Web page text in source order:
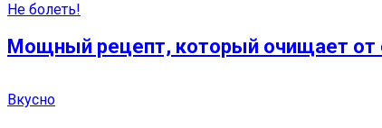
Не болеть!
Мощный рецепт, который очищает от
Вкусно